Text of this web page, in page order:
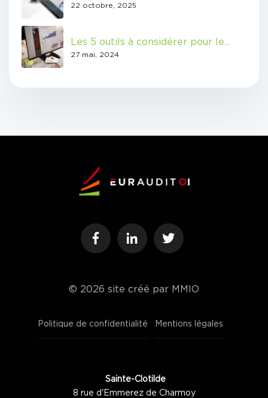
22 octobre, 2025
Les 5 outils à considérer pour le...
27 mai, 2024
© 2026 site créé par MMIO
Politique de confidentialité Mentions légales
Sainte-Clotilde
8 rue d'Emmerez de Charmoy